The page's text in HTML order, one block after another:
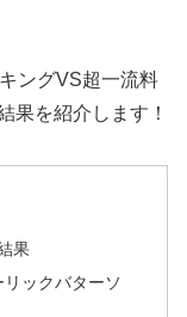
ングVS超一流料
果を紹介します！
果
ックバターソ